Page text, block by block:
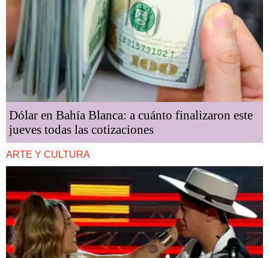
Dólar en Bahía Blanca: a cuánto finalizaron este
jueves todas las cotizaciones
ARTE Y CULTURA